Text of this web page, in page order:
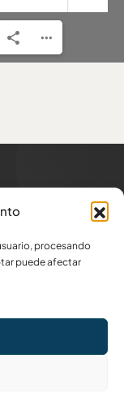
procesando
puede afectar